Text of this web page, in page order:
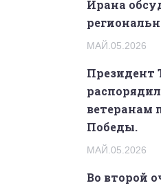
Ирана
МАЙ.05.2026
Президент
ветеранам
Победы.
МАЙ.05.2026
Во второй